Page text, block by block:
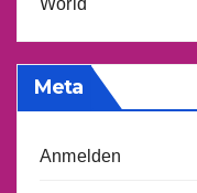
Meta
Anmelden